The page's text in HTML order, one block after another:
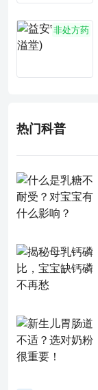
非处方药
热门科普